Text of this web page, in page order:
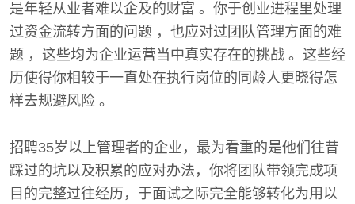
是年轻从业者难以企及的财富 。你于创业进程里处理
过资金流转方面的问题 ，也应对过团队管理方面的难
题 ，这些均为企业运营当中真实存在的挑战 。这些经
历使得你相较于一直处在执行岗位的同龄人更晓得怎
样去规避风险 。
招聘35岁以上管理者的企业，最为看重的是他们往昔
踩过的坑以及积累的应对办法，你将团队带领完成项
目的完整过往经历，于面试之际完全能够转化为用以